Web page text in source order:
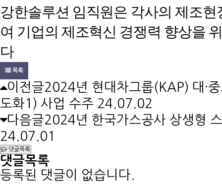
강한솔루션 임직원은 각사의 제조
여 기업의 제조혁신 경쟁력 향상을
다
목록
이전글2024년 현대차그룹(KAP) 대·
도화1) 사업 수주 24.07.02
다음글2024년 한국가스공사 상생형
24.07.01
댓글목록
댓글목록
등록된 댓글이 없습니다.